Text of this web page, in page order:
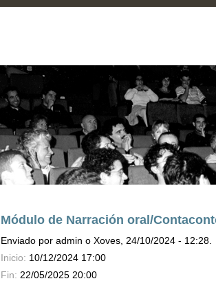
Módulo de Narración oral/
Enviado por admin o Xoves, 24/10/2024 - 12:28.
Inicio: 10/12/2024 17:00
Fin: 22/05/2025 20:00